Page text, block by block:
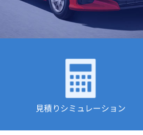
見積りシミュレーション